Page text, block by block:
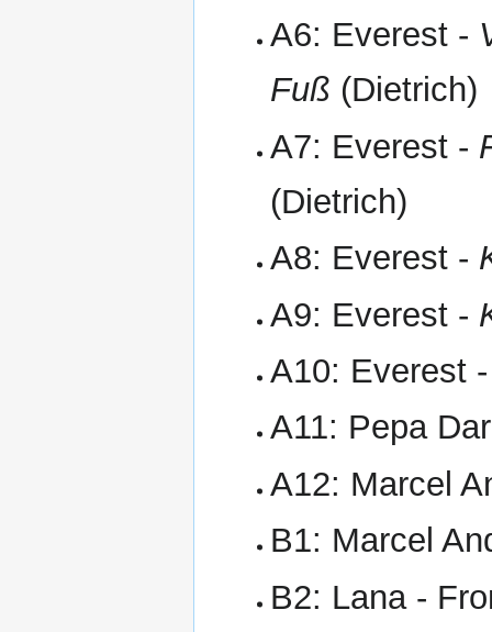
A6: Everest -
Fuß (Dietrich)
A7: Everest -
(Dietrich)
A8: Everest -
A9: Everest -
A10: Everest
A11: Pepa
A12: Marcel
B1: Marcel
B2: Lana -